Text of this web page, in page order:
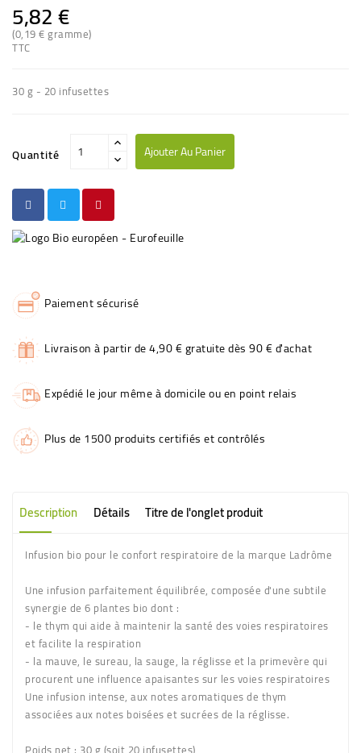
5,82 €
(0,19 € gramme)
TTC
30 g - 20 infusettes
Quantité Ajouter Au Panier
Paiement sécurisé
Livraison à partir de 4,90 € gratuite dès 90 € d'achat
Expédié le jour même à domicile ou en point relais
Plus de 1500 produits certifiés et contrôlés
Description Détails Titre de l'onglet produit
Infusion bio pour le confort respiratoire de la marque Ladrôme
Une infusion parfaitement équilibrée, composée d'une subtile
synergie de 6 plantes bio dont :
- le thym qui aide à maintenir la santé des voies respiratoires
et facilite la respiration
- la mauve, le sureau, la sauge, la réglisse et la primevère qui
procurent une influence apaisantes sur les voies respiratoires
Une infusion intense, aux notes aromatiques de thym
associées aux notes boisées et sucrées de la réglisse.